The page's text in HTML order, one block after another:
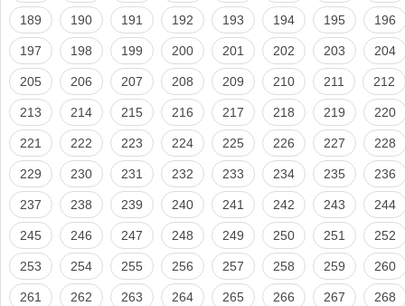
189 190 191 192 193 194 195 196
197 198 199 200 201 202 203 204
205 206 207 208 209 210 211 212
213 214 215 216 217 218 219 220
221 222 223 224 225 226 227 228
229 230 231 232 233 234 235 236
237 238 239 240 241 242 243 244
245 246 247 248 249 250 251 252
253 254 255 256 257 258 259 260
261 262 263 264 265 266 267 268